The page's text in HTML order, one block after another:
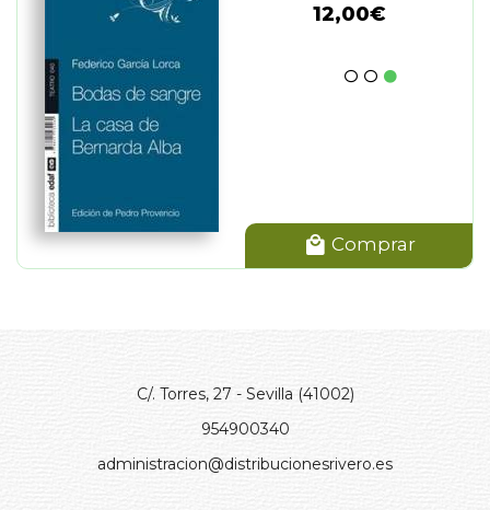
12,00€
Comprar
C/. Torres, 27 - Sevilla (41002)
954900340
administracion@distribucionesrivero.es